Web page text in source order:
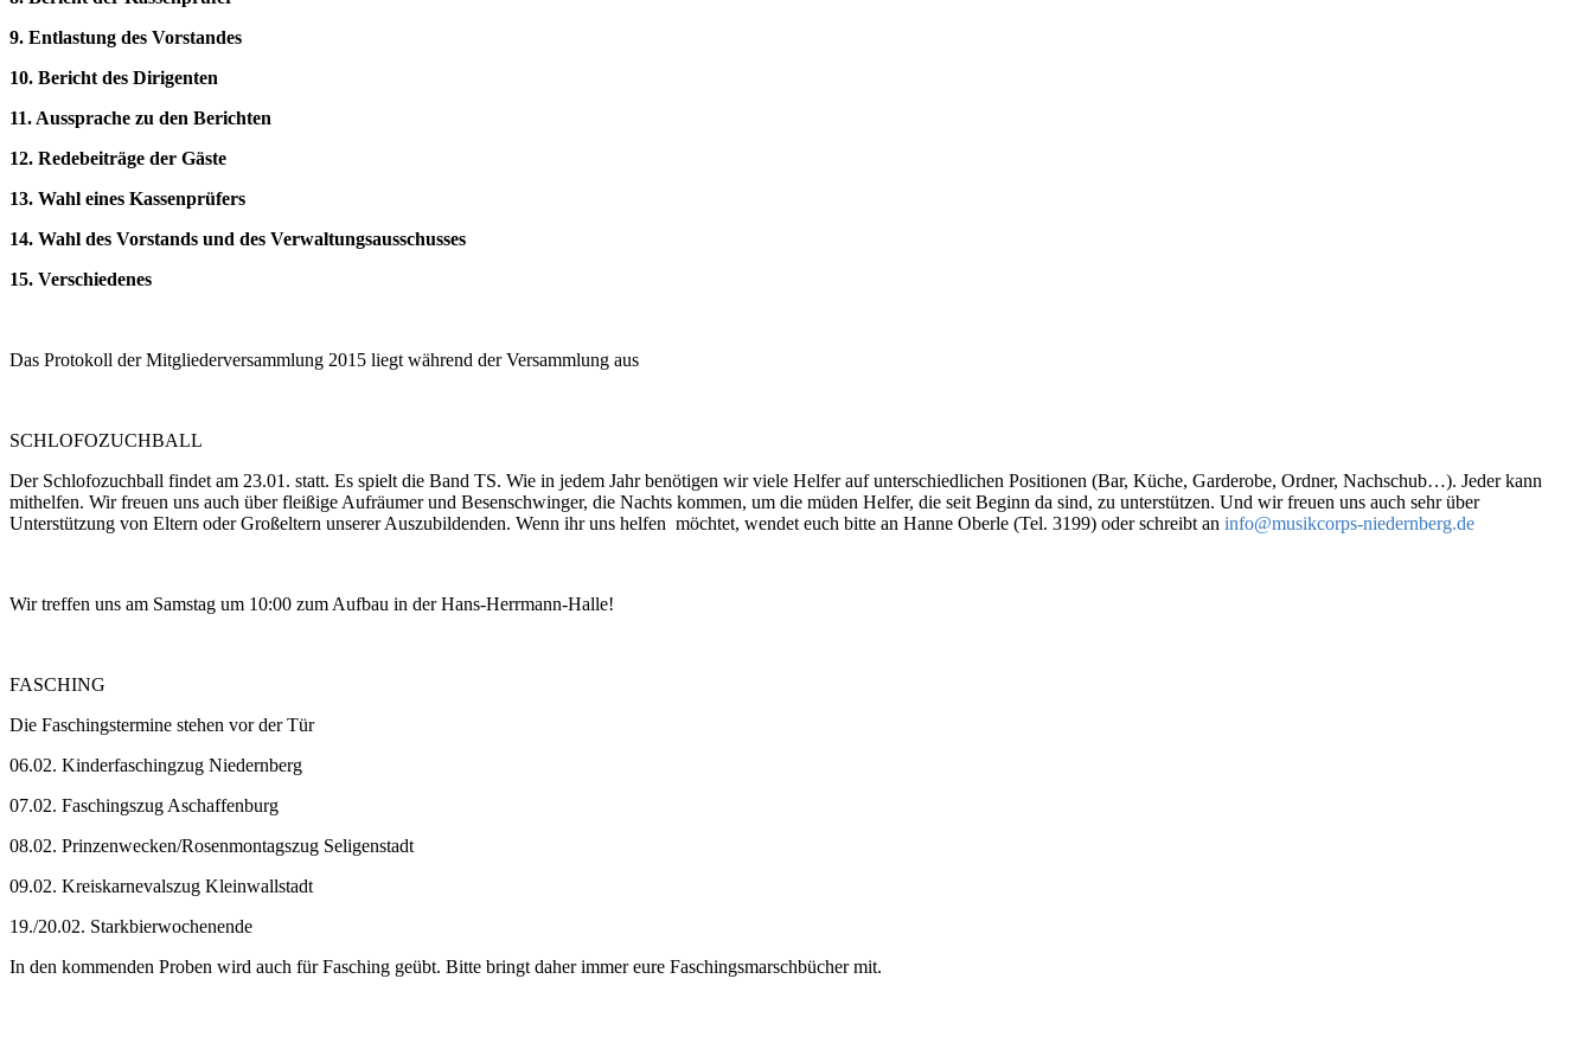
9. Entlastung des Vorstandes
10. Bericht des Dirigenten
11. Aussprache zu den Berichten
12. Redebeiträge der Gäste
13. Wahl eines Kassenprüfers
14. Wahl des Vorstands und des Verwaltungsausschusses
15. Verschiedenes
Das Protokoll der Mitgliederversammlung 2015 liegt während der Versammlung aus
SCHLOFOZUCHBALL
Der Schlofozuchball findet am 23.01. statt. Es spielt die Band TS. Wie in jedem Jahr benötigen wir viele Helfer auf unterschiedlichen Positionen (Bar, Küche, Garderobe, Ordner, Nachschub…). Jeder kann
mithelfen. Wir freuen uns auch über fleißige Aufräumer und Besenschwinger, die Nachts kommen, um die müden Helfer, die seit Beginn da sind, zu unterstützen. Und wir freuen uns auch sehr über
Unterstützung von Eltern oder Großeltern unserer Auszubildenden. Wenn ihr uns helfen möchtet, wendet euch bitte an Hanne Oberle (Tel. 3199) oder schreibt an info@musikcorps-niedernberg.de
Wir treffen uns am Samstag um 10:00 zum Aufbau in der Hans-Herrmann-Halle!
FASCHING
Die Faschingstermine stehen vor der Tür
06.02. Kinderfaschingzug Niedernberg
07.02. Faschingszug Aschaffenburg
08.02. Prinzenwecken/Rosenmontagszug Seligenstadt
09.02. Kreiskarnevalszug Kleinwallstadt
19./20.02. Starkbierwochenende
In den kommenden Proben wird auch für Fasching geübt. Bitte bringt daher immer eure Faschingsmarschbücher mit.